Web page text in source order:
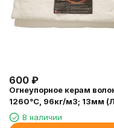
600 ₽
Огнеупорное керам
1260°С, 96кг/м3; 13мм
1,04м*0,61м) (1шт/уп)
В наличии